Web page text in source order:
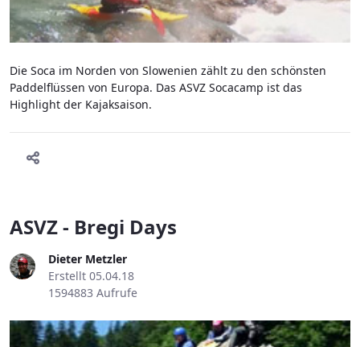
Die Soca im Norden von Slowenien zählt zu den schönsten
Paddelflüssen von Europa. Das ASVZ Socacamp ist das
Highlight der Kajaksaison.
ASVZ - Bregi Days
Dieter Metzler
Erstellt 05.04.18
1594883 Aufrufe